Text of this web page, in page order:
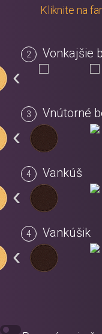
Kliknite na
Vonkajšie
‹
Vnútorné
‹
Vankúš
‹
Vankúšik
‹